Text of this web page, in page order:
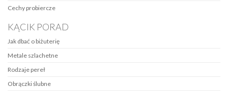
Cechy probiercze
KĄCIK PORAD
Jak dbać o biżuterię
Metale szlachetne
Rodzaje pereł
Obrączki ślubne